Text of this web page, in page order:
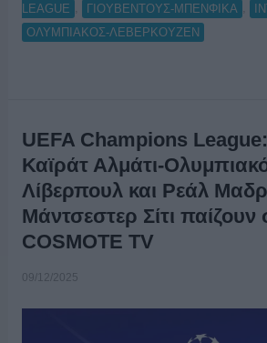
LEAGUE
ΓΙΟΥΒΕΝΤΟΥΣ-ΜΠΕΝΦΙΚΑ
ΟΛΥΜΠΙΑΚΟΣ-ΛΕΒΕΡΚΟΥΖΕΝ
UEFA Champions
Καϊράτ Αλμάτι-
Λίβερπουλ και Ρεάλ
Μάντσεστερ Σίτι παίζουν
COSMOTE TV
09/12/2025